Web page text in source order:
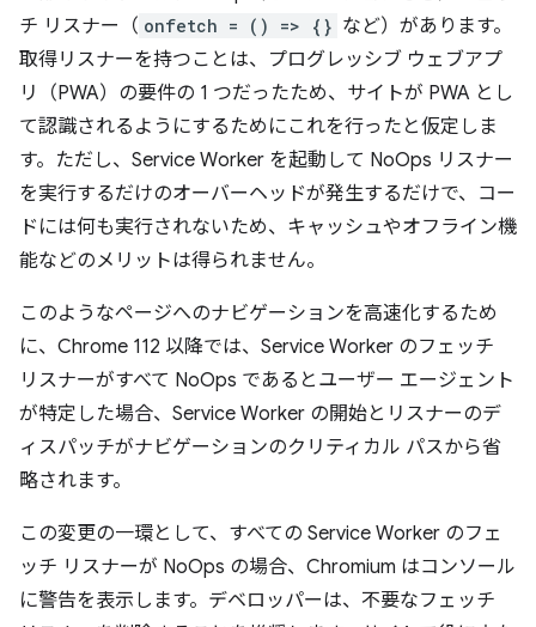
チ リスナー（ onfetch = () => {} など）があります。
取得リスナーを持つことは、プログレッシブ ウェブアプ
リ（PWA）の要件の 1 つだったため、サイトが PWA とし
て認識されるようにするためにこれを行ったと仮定しま
す。ただし、Service Worker を起動して NoOps リスナー
を実行するだけのオーバーヘッドが発生するだけで、コー
ドには何も実行されないため、キャッシュやオフライン機
能などのメリットは得られません。
このようなページへのナビゲーションを高速化するため
に、Chrome 112 以降では、Service Worker のフェッチ
リスナーがすべて NoOps であるとユーザー エージェント
が特定した場合、Service Worker の開始とリスナーのデ
ィスパッチがナビゲーションのクリティカル パスから省
略されます。
この変更の一環として、すべての Service Worker のフェ
ッチ リスナーが NoOps の場合、Chromium はコンソール
に警告を表示します。デベロッパーは、不要なフェッチ